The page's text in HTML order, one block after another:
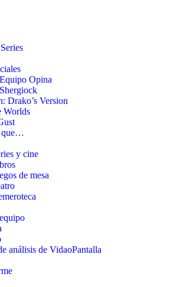
Opina
Drako’s Version
Worlds
que…
y cine
de mesa
análisis de VidaoPantalla